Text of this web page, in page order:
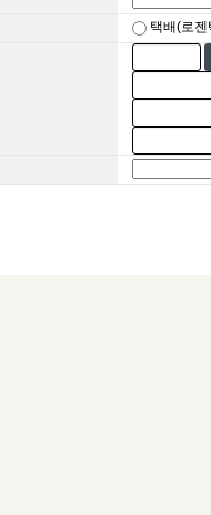
택배(로젠